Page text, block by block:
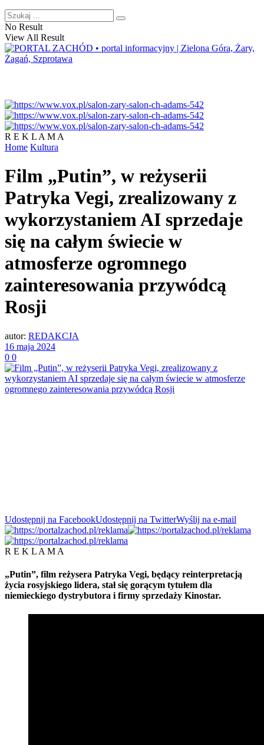
No Result
View All Result
R E K L A M A
Home Kultura
Film „Putin”, w reżyserii
Patryka Vegi, zrealizowany z
wykorzystaniem AI sprzedaje
się na całym świecie w
atmosferze ogromnego
zainteresowania przywódcą
Rosji
autor: REDAKCJA
16 maja 2024
0 0
Udostępnij na FacebookUdostępnij na TwitterWyślij na e-mail
R E K L A M A
„Putin”, film reżysera Patryka Vegi, będący reinterpretacją
życia rosyjskiego lidera, stał się gorącym tytułem dla
niemieckiego dystrybutora i firmy sprzedaży Kinostar.